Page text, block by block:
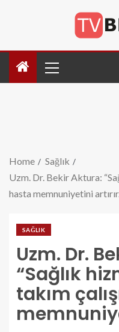
Home
Sağlık
Uzm. Dr. Bekir Aktura:
hasta memnuniyetini
SAĞLIK
Uzm. Dr.
“Sağlık
takım